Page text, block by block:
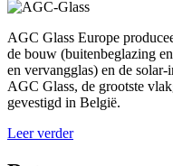
AGC Glass Europe
de bouw (buitenbeglazing
en vervangglas) en de
AGC Glass, de grootste
gevestigd in België.
Leer verder